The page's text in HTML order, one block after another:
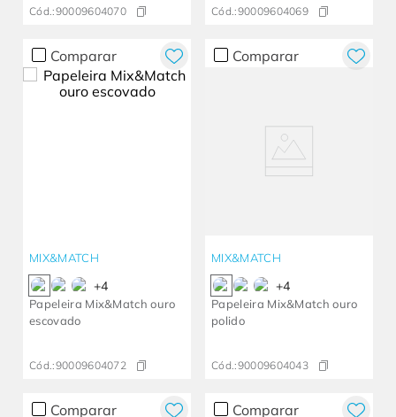
Cód.:90009604070 Cód.:90009604069
Comparar
MIX&MATCH
+4
Papeleira Mix&Match ouro
escovado
Cód.:90009604072
Comparar
MIX&MATCH
+4
Papeleira Mix&Match ouro
polido
Cód.:90009604043
Comparar Comparar